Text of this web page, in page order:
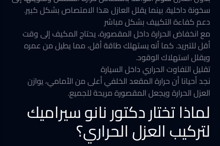
سخونة داخلية. بينما يقلل العازل هذا الامتصاص بشكل كبير.
دعم كفاءة التكييف بشكل مباشر
مع انخفاض الحرارة داخل المقصورة، يحتاج المكيف إلى وقت
أقل للتبريد. كما أنه يستهلك طاقة أقل، مما يطيل من عمره
ويقلل استهلاك الوقود.
تقليل التفاوت الحراري داخل السيارة
نجد أحيانا أن حرارة المقعد الخلفي أعلى من الأمامي، يوازن
العزل الحرارة ويجعل المقصورة مريحة للجميع.
لماذا تختار دكتور نانو سيراميك
لتركيب العزل الحراري؟